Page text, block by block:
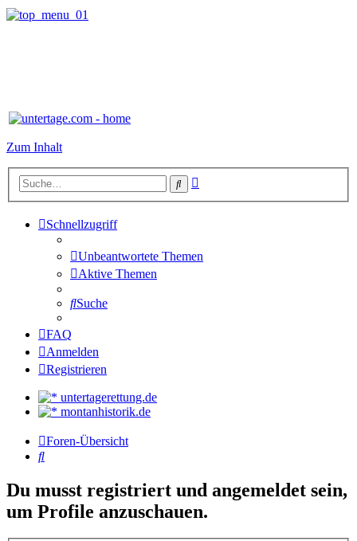
Zum Inhalt
Suche
Schnellzugriff
Unbeantwortete Themen
Aktive Themen
Suche
FAQ
Anmelden
Registrieren
untertagerettung.de
montanhistorik.de
Foren-Übersicht
Suche
Du musst registriert und angemeldet sein,
um Profile anzuschauen.